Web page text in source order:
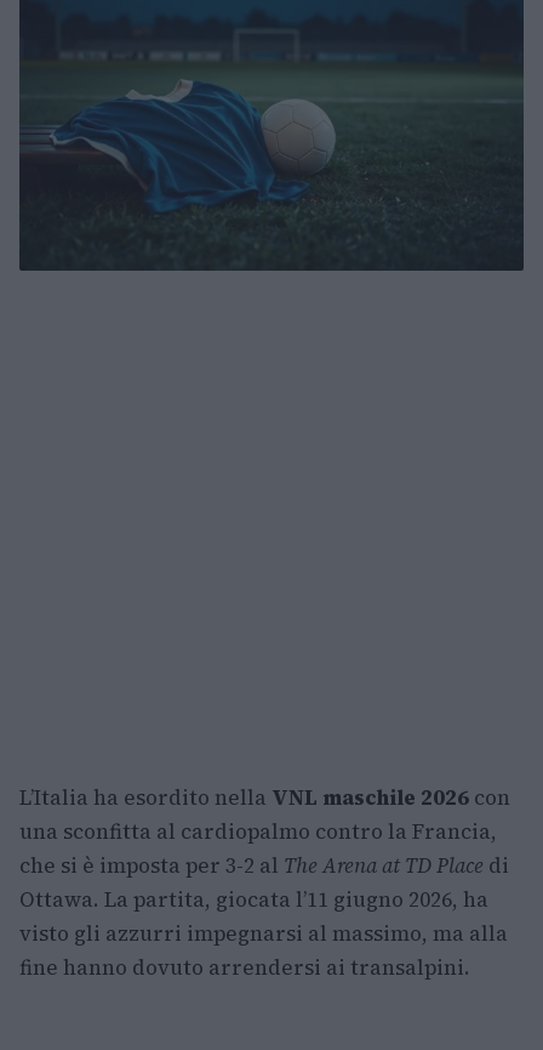
L’Italia ha esordito nella VNL maschile 2026 con
una sconfitta al cardiopalmo contro la Francia,
che si è imposta per 3-2 al The Arena at TD Place di
Ottawa. La partita, giocata l’11 giugno 2026, ha
visto gli azzurri impegnarsi al massimo, ma alla
fine hanno dovuto arrendersi ai transalpini.